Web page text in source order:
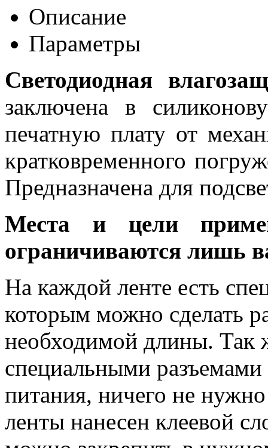
Описание
Параметры
Светодиодная
заключена в
печатную плату от
кратковременного
Предназначена для
Места и цели
ограничиваются лишь
На каждой ленте есть
которым можно сделать
необходимой длины. Так
специальными
питания, ничего не
ленты нанесен клеевой